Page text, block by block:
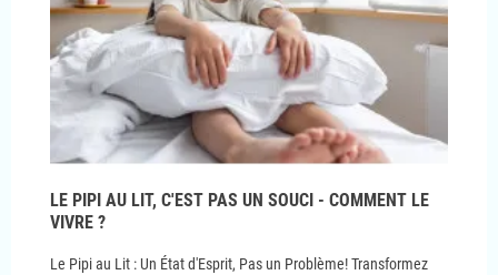
LE PIPI AU LIT, C'EST PAS UN SOUCI - COMMENT LE
VIVRE ?
Le Pipi au Lit : Un État d'Esprit, Pas un Problème! Transformez